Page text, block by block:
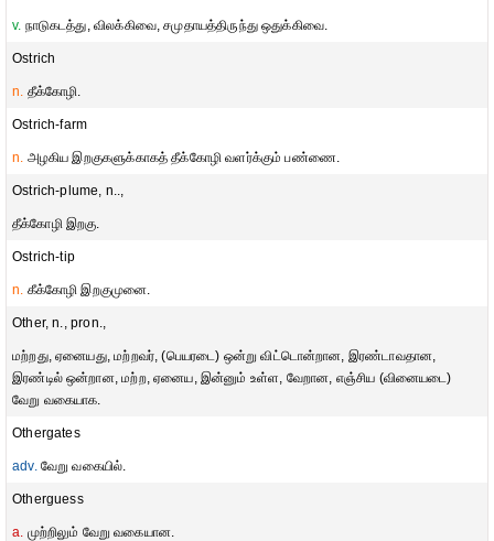
v. நாடுகடத்து, விலக்கிவை, சமுதாயத்திருந்து ஒதுக்கிவை.
Ostrich
n. தீக்கோழி.
Ostrich-farm
n. அழகிய இறகுகளுக்காகத் தீக்கோழி வளர்க்கும் பண்ணை.
Ostrich-plume, n..,
தீக்கோழி இறகு.
Ostrich-tip
n. கீக்கோழி இறகுமுனை.
Other, n., pron.,
மற்றது, ஏனையது, மற்றவர், (பெயரடை) ஒன்று விட்டொன்றான, இரண்டாவதான,
இரண்டில் ஒன்றான, மற்ற, ஏனைய, இன்னும் உள்ள, வேறான, எஞ்சிய (வினையடை)
வேறு வகையாக.
Othergates
adv.வேறு வகையில்.
Otherguess
a. முற்றிலும் வேறு வகையான.